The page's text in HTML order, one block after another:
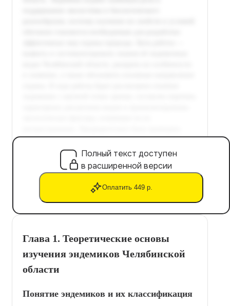
Полный текст доступен
в расширенной версии
Оплатить 449 р.
Глава 1. Теоретические основы
изучения эндемиков Челябинской
области
Понятие эндемиков и их классификация